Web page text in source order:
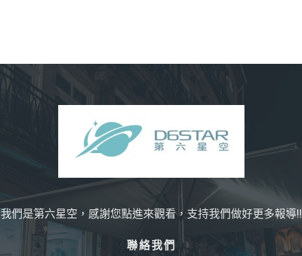
我們是第六星空，感謝您點進來觀看，支持我們做好更多報導!!
聯絡我們